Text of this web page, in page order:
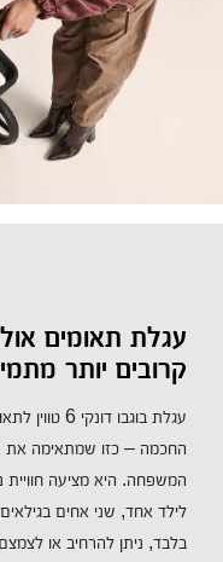
עגלת תאומים
קרובים יותר
עגלת בוגבו
החכמה – כזו שמתאימה את
המשפחה. היא מציעה חוויית
בלבד, ניתן להרחיב או